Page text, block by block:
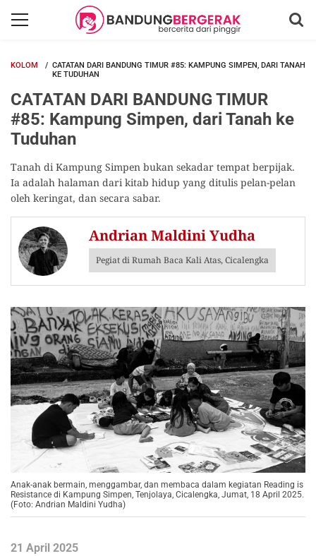
KOLOM
CATATAN DARI BANDUNG TIMUR #85: KAMPUNG SIMPEN, DARI TANAH
KE TUDUHAN
CATATAN DARI BANDUNG TIMUR
#85: Kampung Simpen, dari Tanah ke
Tuduhan
Tanah di Kampung Simpen bukan sekadar tempat berpijak.
Ia adalah halaman dari kitab hidup yang ditulis pelan-pelan
oleh keringat, dan secara sabar.
Andrian Maldini Yudha
Pegiat di Rumah Baca Kali Atas, Cicalengka
Anak-anak bermain, menggambar, dan membaca dalam kegiatan Reading is
Resistance di Kampung Simpen, Tenjolaya, Cicalengka, Jumat, 18 April 2025.
(Foto: Andrian Maldini Yudha)
21 April 2025